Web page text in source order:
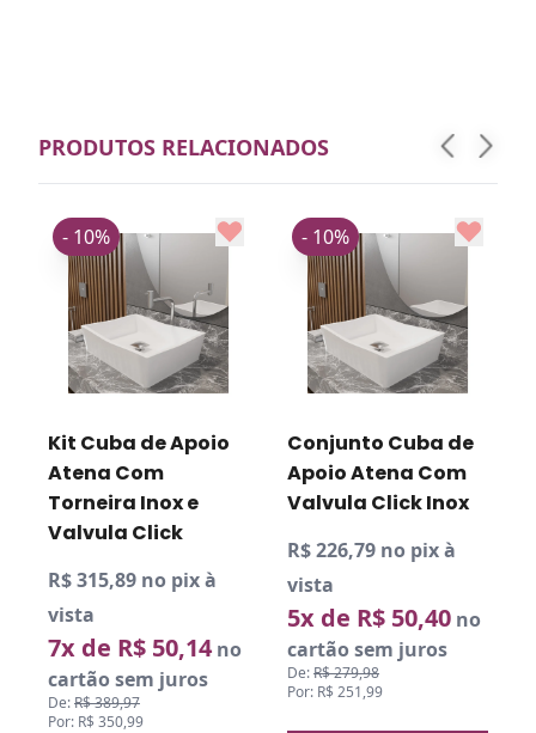
PRODUTOS RELACIONADOS
Kit Cuba de Apoio
Atena Com
Torneira Inox e
Valvula Click
R$ 315,89 no pix à
vista
7x de R$ 50,14 no
cartão sem juros
De:R$ 389,97
Por: R$ 350,99
- 10%
Conjunto Cuba de
Apoio Atena Com
Valvula Click Inox
R$ 226,79 no pix à
vista
5x de R$ 50,40 no
cartão sem juros
De:R$ 279,98
Por: R$ 251,99
- 10%